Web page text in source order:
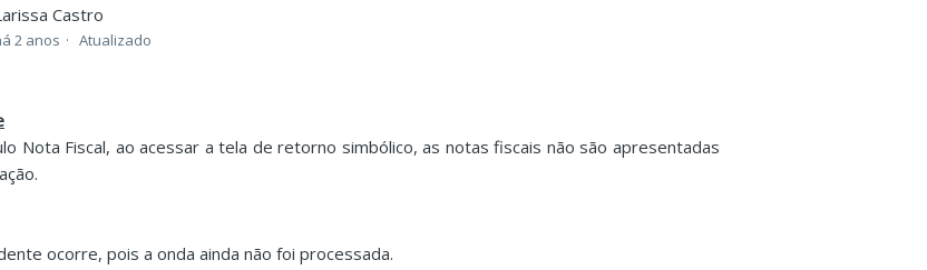
Castro
2 anos Atualizado
Nota Fiscal, ao acessar a tela de retorno simbólico, as notas fiscais não são apresentadas
ocorre, pois a onda ainda não foi processada.